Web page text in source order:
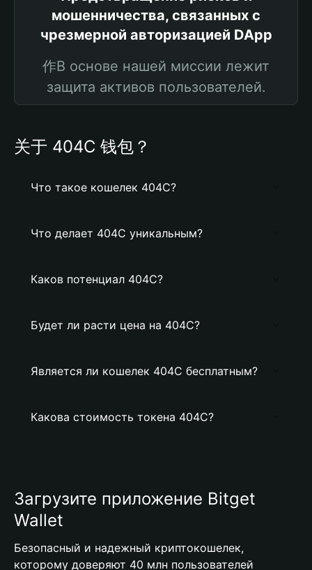
мошенничества, связанных с
чрезмерной авторизацией DApp
作В основе нашей миссии лежит
защита активов пользователей.
关于 404C 钱包？
Что такое кошелек 404C?
Что делает 404C уникальным?
Каков потенциал 404C?
Будет ли расти цена на 404C?
Является ли кошелек 404C бесплатным?
Какова стоимость токена 404C?
Загрузите приложение Bitget
Wallet
Безопасный и надежный криптокошелек,
которому доверяют 40 млн пользователей